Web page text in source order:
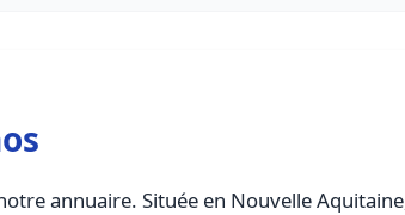
annuaire. Située en Nouvelle